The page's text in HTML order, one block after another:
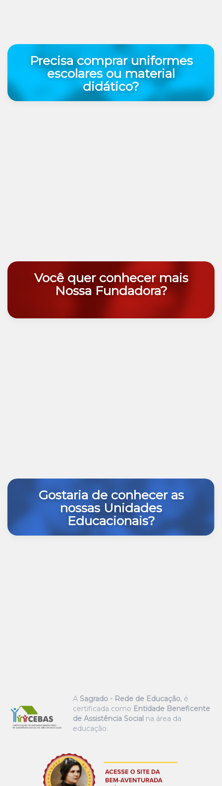
Precisa comprar uniformes
escolares ou material
didático?
Você quer conhecer mais
Nossa Fundadora?
Gostaria de conhecer as
nossas Unidades
Educacionais?
A Sagrado - Rede de Educação, é
certificada como Entidade Beneficente
de Assistência Social na área da
educação.